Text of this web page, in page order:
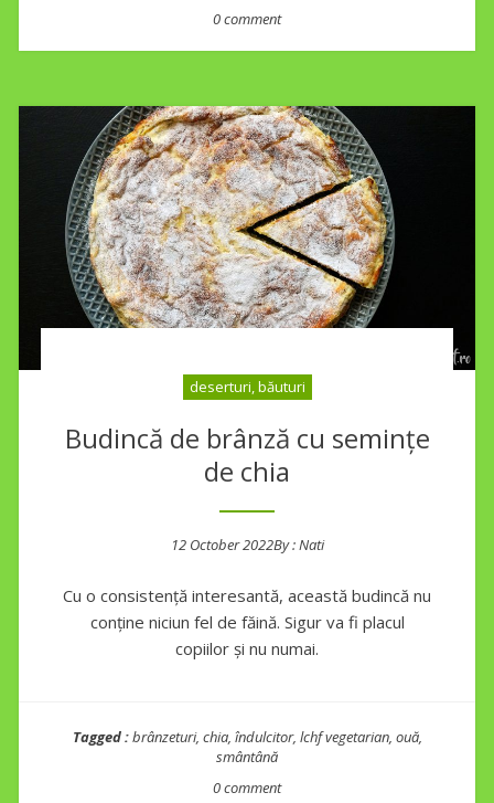
0 comment
deserturi, băuturi
Budincă de brânză cu semințe
de chia
12 October 2022By :Nati
Cu o consistență interesantă, această budincă nu
conține niciun fel de făină. Sigur va fi placul
copiilor și nu numai.
Tagged :brânzeturi, chia, îndulcitor, lchf vegetarian, ouă,
smântână
0 comment